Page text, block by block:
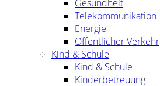
Gesundheit
Telekommunikation
Energie
Öffentlicher Verkehr
Kind & Schule
Kind & Schule
Kinderbetreuung